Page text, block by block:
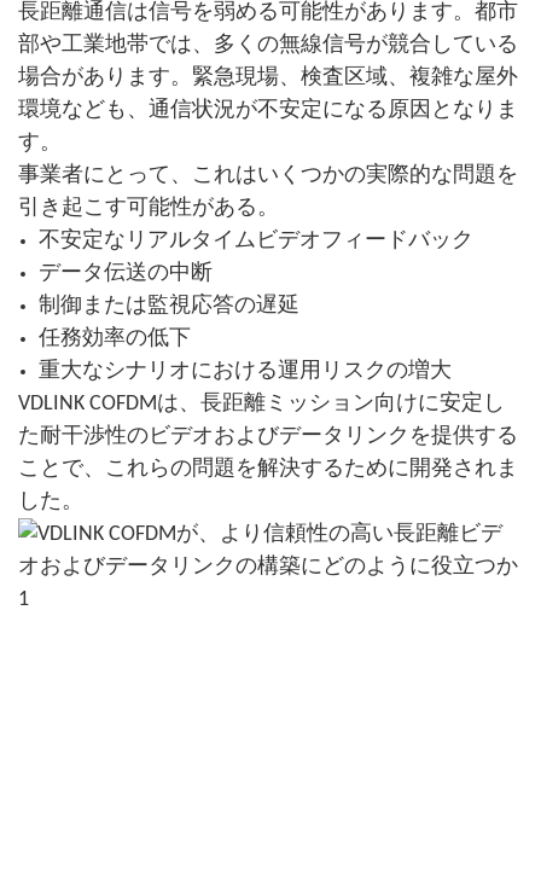
長距離通信は信号を弱める可能性があります。都市
部や工業地帯では、多くの無線信号が競合している
場合があります。緊急現場、検査区域、複雑な屋外
環境なども、通信状況が不安定になる原因となりま
す。
事業者にとって、これはいくつかの実際的な問題を
引き起こす可能性がある。
不安定なリアルタイムビデオフィードバック
データ伝送の中断
制御または監視応答の遅延
任務効率の低下
重大なシナリオにおける運用リスクの増大
VDLINK COFDMは、長距離ミッション向けに安定し
た耐干渉性のビデオおよびデータリンクを提供する
ことで、これらの問題を解決するために開発されま
した。